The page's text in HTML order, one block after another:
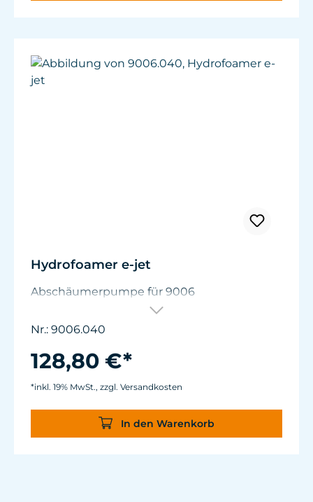
Hydrofoamer e-jet
Abschäumerpumpe für 9006
Nr.: 9006.040
128,80 €*
*inkl. 19% MwSt., zzgl. Versandkosten
In den Warenkorb